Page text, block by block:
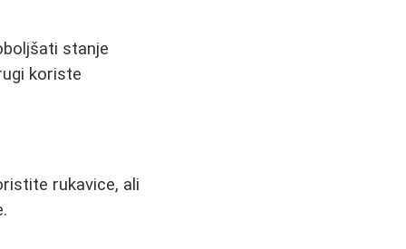
stanje
koriste
rukavice, ali